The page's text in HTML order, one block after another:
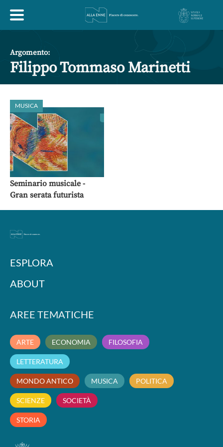
ESPLORA
ABOUT
ARTE
LETTERATURA MONDO ANTICO
POLITICA SCIENZE
Argomento:
Filippo Tommaso Marinetti
MUSICA
Seminario musicale -
Gran serata futurista
ESPLORA
ABOUT
AREE TEMATICHE
ARTE ECONOMIA FILOSOFIA
LETTERATURA
MONDO ANTICO MUSICA POLITICA
SCIENZE SOCIETÀ
STORIA